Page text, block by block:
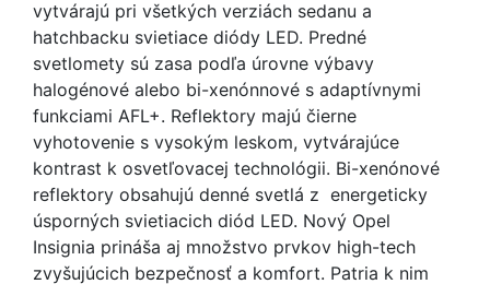
vytvárajú pri všetkých verziách sedanu a
hatchbacku svietiace diódy LED. Predné
svetlomety sú zasa podľa úrovne výbavy
halogénové alebo bi-xenónnové s adaptívnymi
funkciami AFL+. Reflektory majú čierne
vyhotovenie s vysokým leskom, vytvárajúce
kontrast k osvetľovacej technológii. Bi-xenónové
reflektory obsahujú denné svetlá z energeticky
úsporných svietiacich diód LED. Nový Opel
Insignia prináša aj množstvo prvkov high-tech
zvyšujúcich bezpečnosť a komfort. Patria k nim